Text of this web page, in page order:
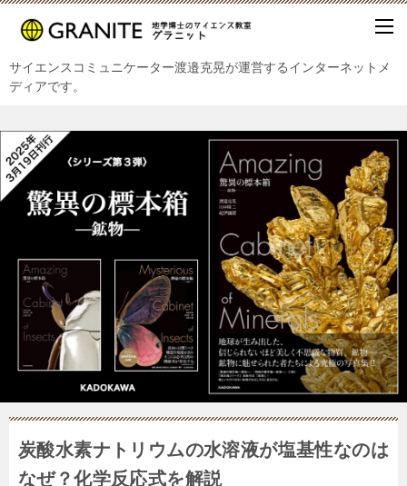
サイエンスコミュニケーター渡邉克晃が運営するインターネットメ
ディアです。
炭酸水素ナトリウムの水溶液が塩基性なのは
なぜ？化学反応式を解説